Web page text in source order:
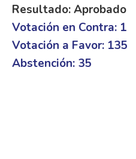
Resultado: Aprobado
Votación en Contra: 1
Votación a Favor: 135
Abstención: 35